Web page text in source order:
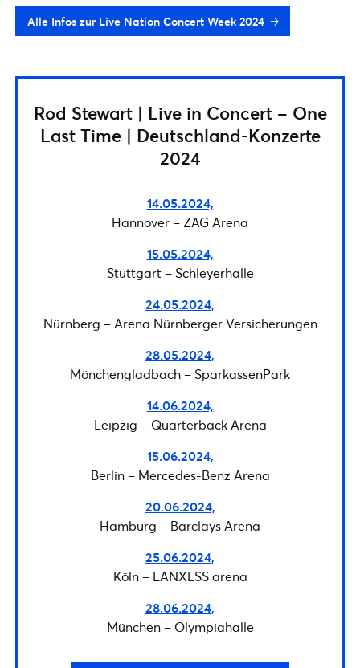
Alle Infos zur Live Nation Concert Week 2024
Rod Stewart | Live in Concert – One
Last Time | Deutschland-Konzerte
2024
14.05.2024,
Hannover – ZAG Arena
15.05.2024,
Stuttgart – Schleyerhalle
24.05.2024,
Nürnberg – Arena Nürnberger Versicherungen
28.05.2024,
Mönchengladbach – SparkassenPark
14.06.2024,
Leipzig – Quarterback Arena
15.06.2024,
Berlin – Mercedes-Benz Arena
20.06.2024,
Hamburg – Barclays Arena
25.06.2024,
Köln – LANXESS arena
28.06.2024,
München – Olympiahalle